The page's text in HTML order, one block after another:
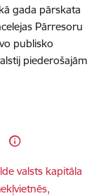
gada pārskata
Pārresoru
publisko
piederošajām
valsts kapitāla